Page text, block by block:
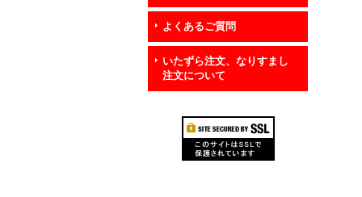
よくあるご質問
いたずら注文、なりすまし
注文について